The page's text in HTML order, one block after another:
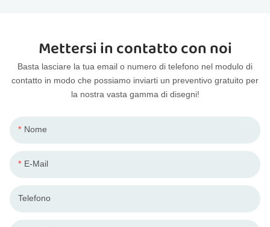
Mettersi in contatto con noi
Basta lasciare la tua email o numero di telefono nel modulo di
contatto in modo che possiamo inviarti un preventivo gratuito per
la nostra vasta gamma di disegni!
Nome
E-Mail
Telefono